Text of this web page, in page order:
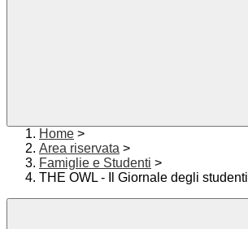
Home >
Area riservata >
Famiglie e Studenti >
THE OWL - Il Giornale degli studenti